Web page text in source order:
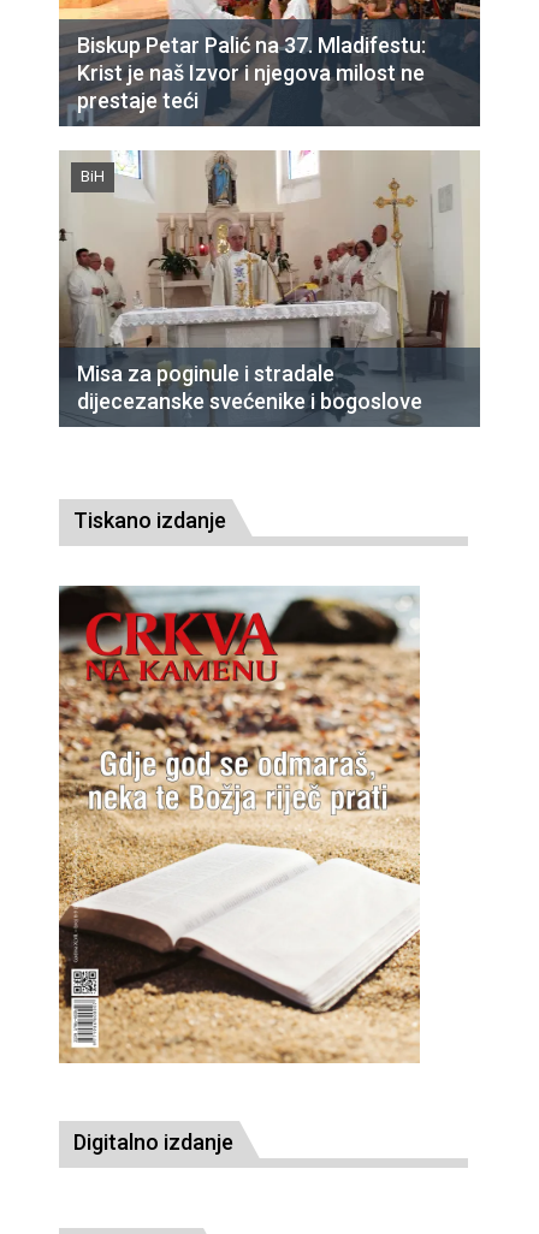
Biskup Petar Palić na 37. Mladifestu:
Krist je naš Izvor i njegova milost ne
prestaje teći
BiH
Misa za poginule i stradale
dijecezanske svećenike i bogoslove
Tiskano izdanje
Digitalno izdanje